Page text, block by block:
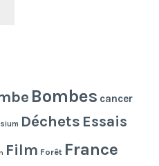
Bombes cancer
Déchets Essais
Film Forêt France